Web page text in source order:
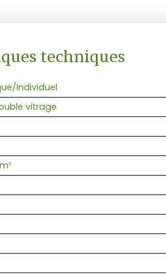
techniques
Individuel
vitrage
m²